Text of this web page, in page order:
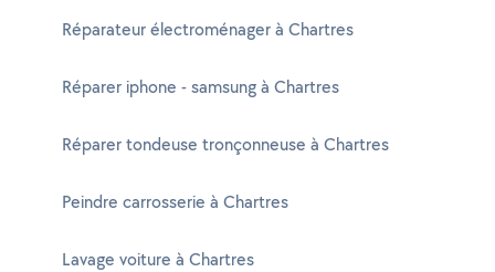
Réparateur électroménager à Chartres
Réparer iphone - samsung à Chartres
Réparer tondeuse tronçonneuse à Chartres
Peindre carrosserie à Chartres
Lavage voiture à Chartres